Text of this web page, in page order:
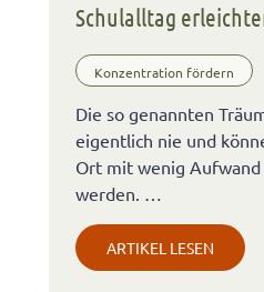
Schulalltag
Konzentration fördern
Die so genannten
eigentlich nie und
Ort mit wenig
werden. …
ARTIKEL LESEN